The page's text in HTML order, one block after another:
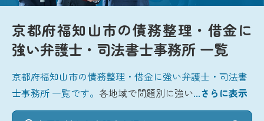
京都府福知山市の債務整理・借金に
強い弁護士・司法書士事務所 一覧
京都府福知山市の債務整理・借金に強い弁護士・司法書
士事務所 一覧です。各地域で問題別に強い...さらに表示